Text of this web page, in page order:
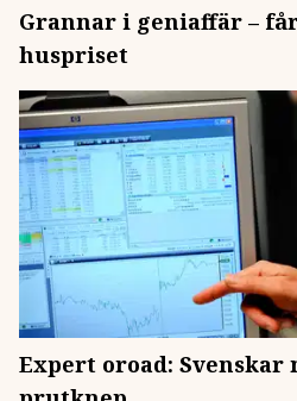
Grannar i geniaffär –
huspriset
Expert oroad: